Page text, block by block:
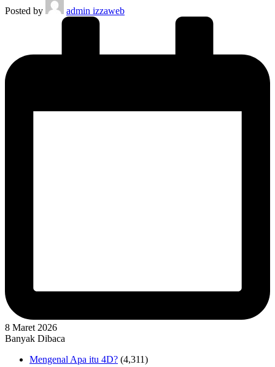
Posted by
admin izzaweb
8 Maret 2026
Banyak Dibaca
Mengenal Apa itu 4D? (4,311)